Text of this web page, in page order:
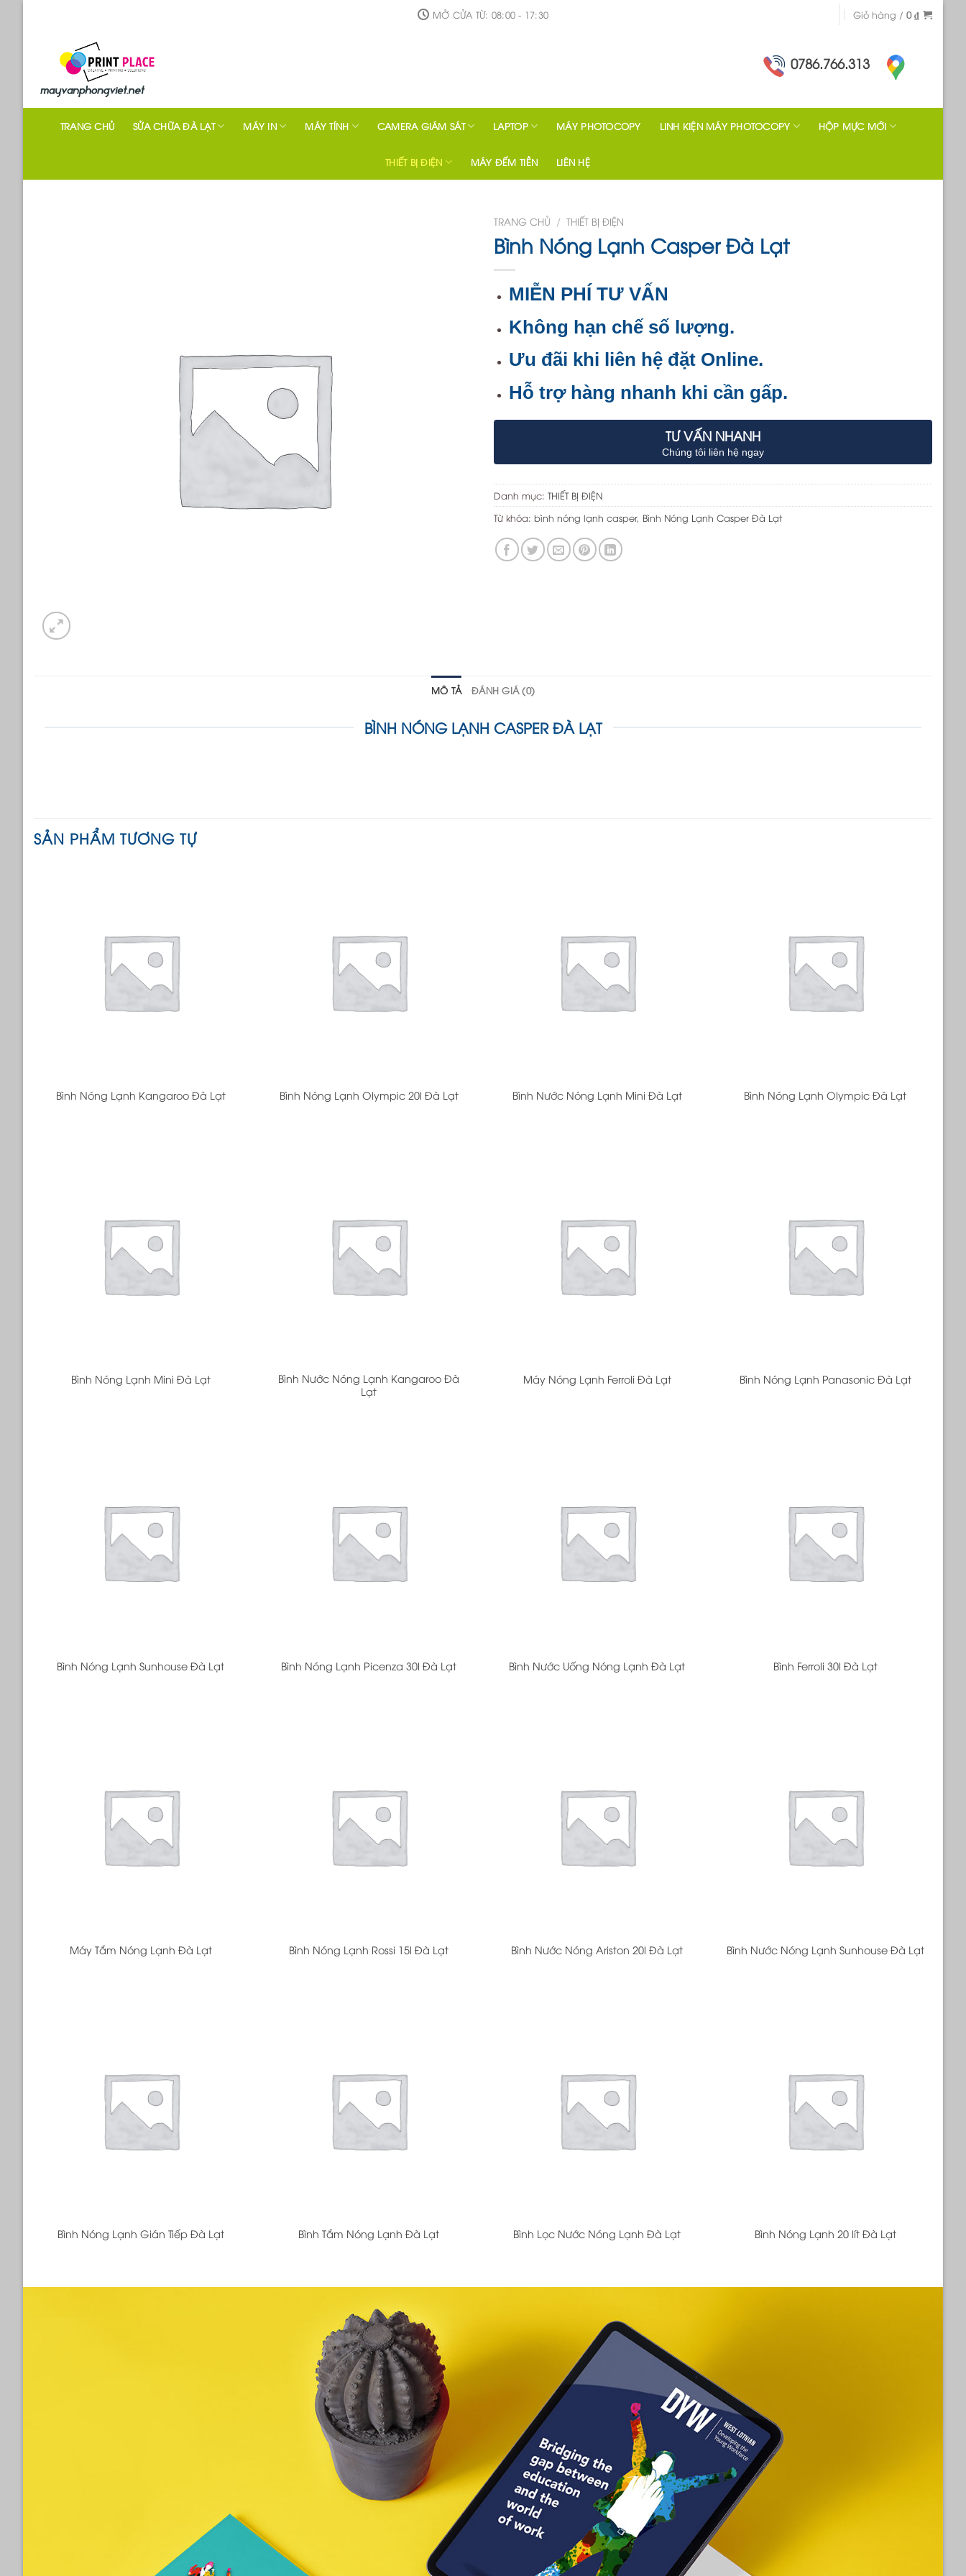
MỞ CỬA TỪ: 08:00 - 17:30 Giỏ hàng /0₫
0786.766.313
TRANG CHỦ SỬA CHỮA ĐÀ LẠT MÁY IN MÁY TÍNH CAMERA GIÁM SÁT LAPTOP MÁY PHOTOCOPY LINH KIỆN MÁY PHOTOCOPY HỘP MỰC MỚI
THIẾT BỊ ĐIỆN MÁY ĐẾM TIỀN LIÊN HỆ
TRANG CHỦ / THIẾT BỊ ĐIỆN
Bình Nóng Lạnh Casper Đà Lạt
MIỄN PHÍ TƯ VẤN
Không hạn chế số lượng.
Ưu đãi khi liên hệ đặt Online.
Hỗ trợ hàng nhanh khi cần gấp.
TƯ VẤN NHANH
Chúng tôi liên hệ ngay
Danh mục: THIẾT BỊ ĐIỆN
Từ khóa: bình nóng lạnh casper, Bình Nóng Lạnh Casper Đà Lạt
MÔ TẢ ĐÁNH GIÁ (0)
BÌNH NÓNG LẠNH CASPER ĐÀ LẠT
SẢN PHẨM TƯƠNG TỰ
Bình Nóng Lạnh Kangaroo Đà Lạt Bình Nóng Lạnh Olympic 20l Đà Lạt Bình Nước Nóng Lạnh Mini Đà Lạt Bình Nóng Lạnh Olympic Đà Lạt
Bình Nóng Lạnh Mini Đà Lạt
Bình Nước Nóng Lạnh Kangaroo Đà
Lạt
Máy Nóng Lạnh Ferroli Đà Lạt Bình Nóng Lạnh Panasonic Đà Lạt
Bình Nóng Lạnh Sunhouse Đà Lạt Bình Nóng Lạnh Picenza 30l Đà Lạt Bình Nước Uống Nóng Lạnh Đà Lạt Bình Ferroli 30l Đà Lạt
Máy Tắm Nóng Lạnh Đà Lạt Bình Nóng Lạnh Rossi 15l Đà Lạt Bình Nước Nóng Ariston 20l Đà Lạt Bình Nước Nóng Lạnh Sunhouse Đà Lạt
Bình Nóng Lạnh Gián Tiếp Đà Lạt Bình Tắm Nóng Lạnh Đà Lạt Bình Lọc Nước Nóng Lạnh Đà Lạt Bình Nóng Lạnh 20 lít Đà Lạt